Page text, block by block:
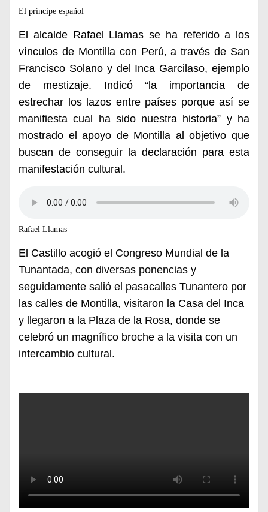
El príncipe español
El alcalde Rafael Llamas se ha referido a los
vínculos de Montilla con Perú, a través de San
Francisco Solano y del Inca Garcilaso, ejemplo
de mestizaje. Indicó “la importancia de
estrechar los lazos entre países porque así se
manifiesta cual ha sido nuestra historia” y ha
mostrado el apoyo de Montilla al objetivo que
buscan de conseguir la declaración para esta
manifestación cultural.
Rafael Llamas
El Castillo acogió el Congreso Mundial de la
Tunantada, con diversas ponencias y
seguidamente salió el pasacalles Tunantero por
las calles de Montilla, visitaron la Casa del Inca
y llegaron a la Plaza de la Rosa, donde se
celebró un magnífico broche a la visita con un
intercambio cultural.